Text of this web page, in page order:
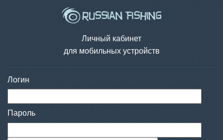
Личный кабинет
для мобильных устройств
Логин
Пароль